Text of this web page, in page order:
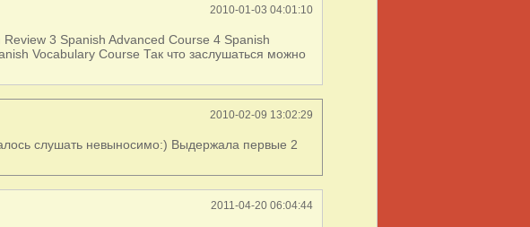
2010-01-03 04:01:10
3 Spanish Advanced Course 4 Spanish
Vocabulary Course Так что заслушаться можно
2010-02-09 13:02:29
слушать невыносимо:) Выдержала первые 2
2011-04-20 06:04:44